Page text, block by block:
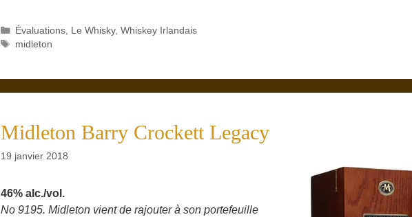
Catégories
Évaluations, Le Whisky,Whiskey Irlandais
Étiquettes
midleton
Midleton Barry Crockett Legacy
19 janvier 2018
46% alc./vol.
No 9195. Midleton vient de rajouter à son portefeuille